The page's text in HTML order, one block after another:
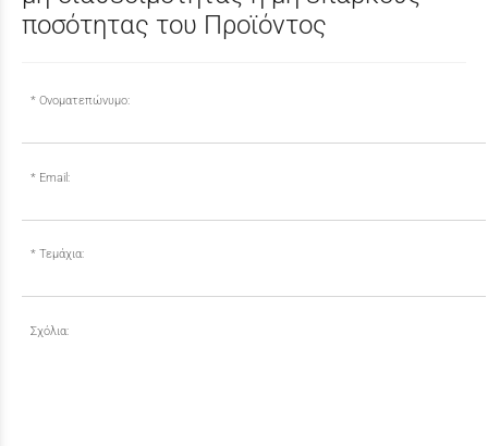
ποσότητας του Προϊόντος
Ονοματεπώνυμο:
Email:
Τεμάχια:
Σχόλια: